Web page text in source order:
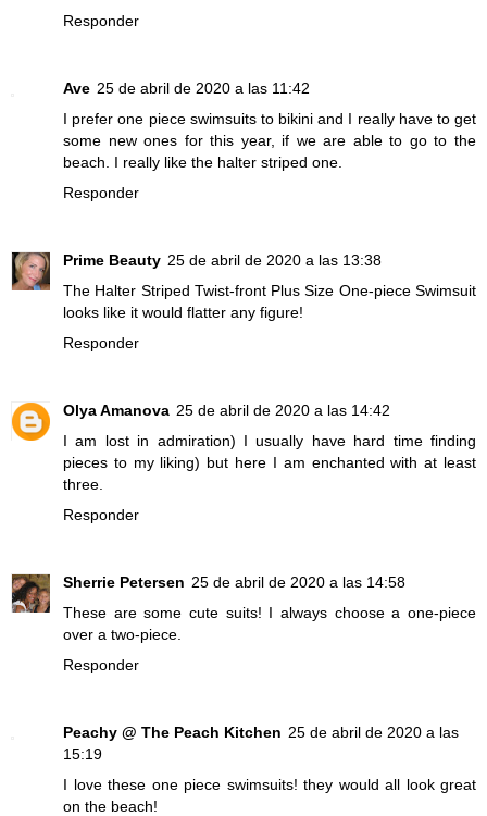
Responder
Ave 25 de abril de 2020 a las 11:42
I prefer one piece swimsuits to bikini and I really have to get
some new ones for this year, if we are able to go to the
beach. I really like the halter striped one.
Responder
Prime Beauty 25 de abril de 2020 a las 13:38
The Halter Striped Twist-front Plus Size One-piece Swimsuit
looks like it would flatter any figure!
Responder
Olya Amanova 25 de abril de 2020 a las 14:42
I am lost in admiration) I usually have hard time finding
pieces to my liking) but here I am enchanted with at least
three.
Responder
Sherrie Petersen 25 de abril de 2020 a las 14:58
These are some cute suits! I always choose a one-piece
over a two-piece.
Responder
Peachy @ The Peach Kitchen 25 de abril de 2020 a las
15:19
I love these one piece swimsuits! they would all look great
on the beach!